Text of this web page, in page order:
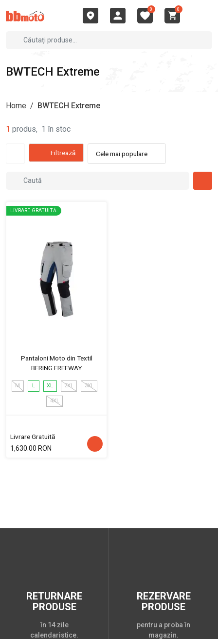
0 0
BWTECH Extreme
Home / BWTECH Extreme
1 produs, 1 în stoc
Filtrează Cele mai populare
LIVRARE GRATUITĂ
Pantaloni Moto din Textil
BERING FREEWAY
M L XL 2XL 3XL
4XL
Livrare Gratuită
1,630.00 RON
RETURNARE
PRODUSE
în 14 zile
calendaristice.
REZERVARE
PRODUSE
pentru a proba în
magazin.